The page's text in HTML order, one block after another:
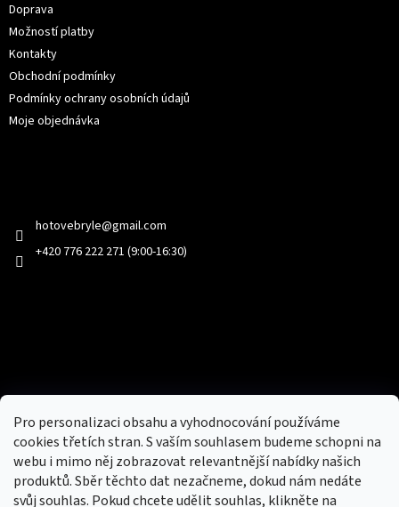
Pro personalizaci obsahu a vyhodnocování používáme
cookies třetích stran. S vaším souhlasem budeme schopni na
webu i mimo něj zobrazovat relevantnější nabídky našich
produktů. Sběr těchto dat nezačneme, dokud nám nedáte
svůj souhlas. Pokud chcete udělit souhlas, klikněte na
Doprava
Možností platby
Kontakty
Obchodní podmínky
Podmínky ochrany osobních údajů
Moje objednávka
hotovebryle@gmail.com
+420 776 222 271 (9:00-16:30)